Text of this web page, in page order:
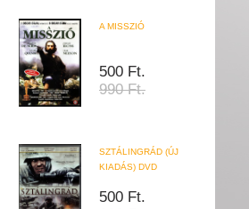
A MISSZIÓ
500 Ft.
990 Ft.
SZTÁLINGRÁD (ÚJ
KIADÁS) DVD
500 Ft.